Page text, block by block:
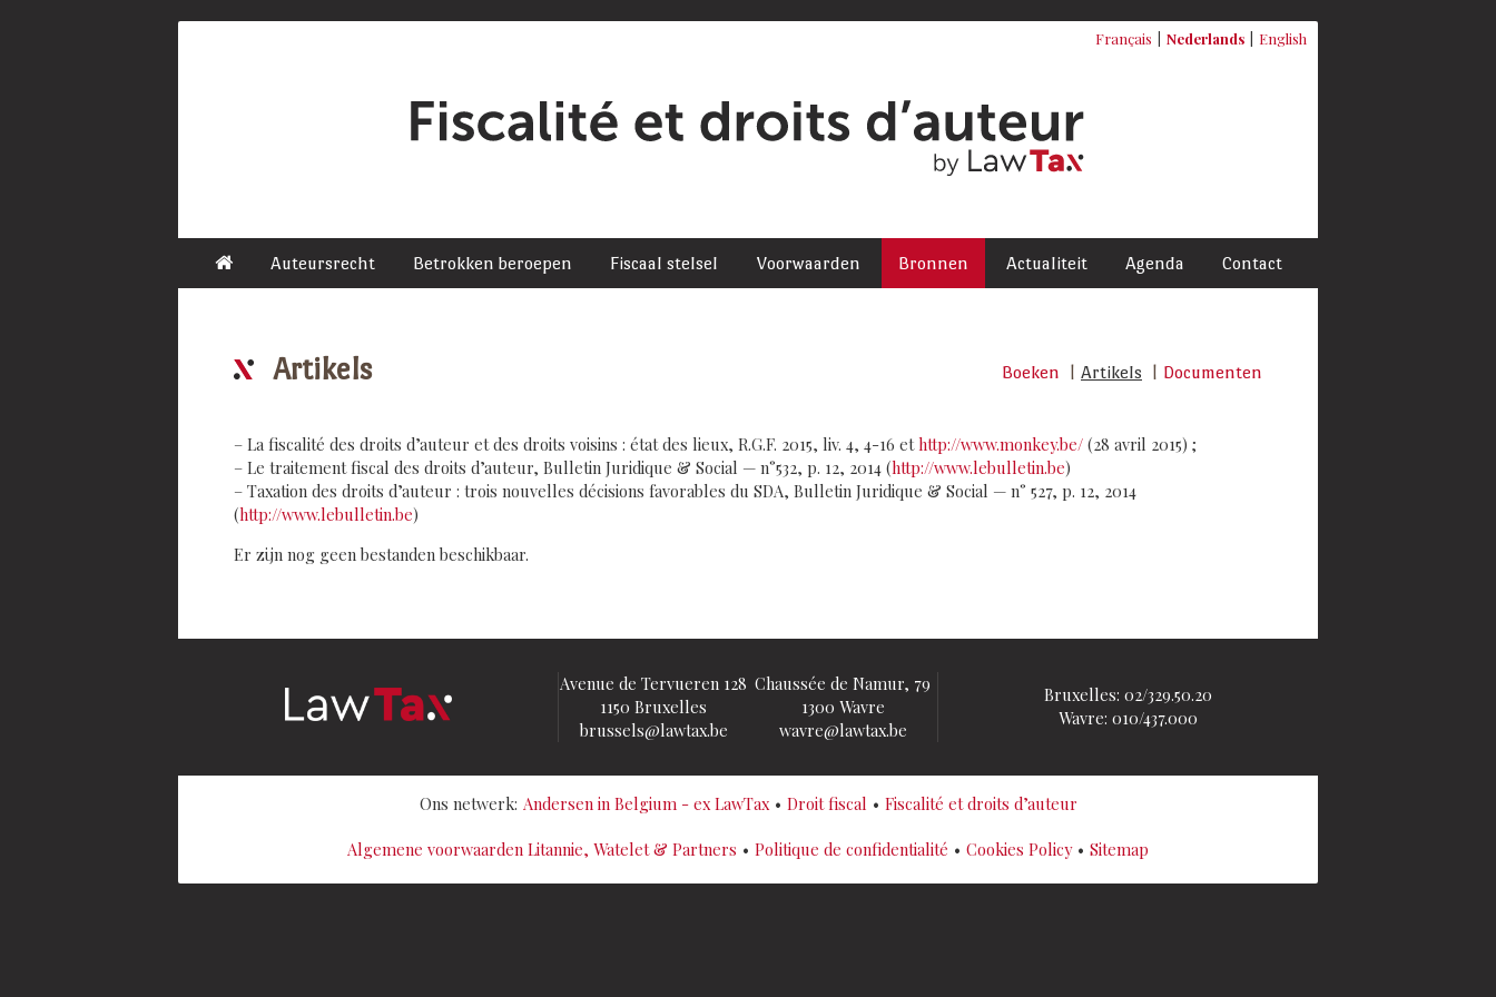
Français Nederlands English
Auteursrecht Betrokken beroepen Fiscaal stelsel Voorwaarden Bronnen Actualiteit Agenda Contact
Artikels Boeken Artikels Documenten
– La fiscalité des droits d’auteur et des droits voisins : état des lieux, R.G.F. 2015, liv. 4, 4-16 ethttp://www.monkey.be/ (28 avril 2015) ;
– Le traitement fiscal des droits d’auteur, Bulletin Juridique & Social — n°532, p. 12, 2014 (http://www.lebulletin.be)
– Taxation des droits d’auteur : trois nouvelles décisions favorables du SDA, Bulletin Juridique & Social — n° 527, p. 12, 2014
(http://www.lebulletin.be)
Er zijn nog geen bestanden beschikbaar.
Avenue de Tervueren 128
1150 Bruxelles
brussels@lawtax.be
Chaussée de Namur, 79
1300 Wavre
wavre@lawtax.be
Bruxelles: 02/329.50.20
Wavre: 010/437.000
Ons netwerk: Andersen in Belgium - ex LawTax Droit fiscal Fiscalité et droits d’auteur
Algemene voorwaarden Litannie, Watelet & Partners Politique de confidentialité Cookies Policy Sitemap